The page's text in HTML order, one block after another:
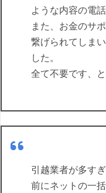
ような内容の電話
また、お金のサ
繋げられてしま
した。
全て不要です、
引越業者が多す
前にネットの一